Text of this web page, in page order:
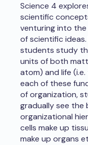
Science 4
scientific
venturing into
of scientific
students study
units of both
atom) and life
each of these
of organization,
gradually see the
organizational
cells make up
make up organs